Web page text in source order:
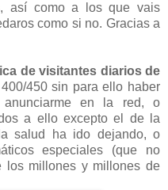
así como a los que vais
como si no. Gracias a
de visitantes diarios de
450 sin para ello haber
anunciarme en la red, o
a ello excepto el de la
salud ha ido dejando, o
especiales (que no
los millones y millones de